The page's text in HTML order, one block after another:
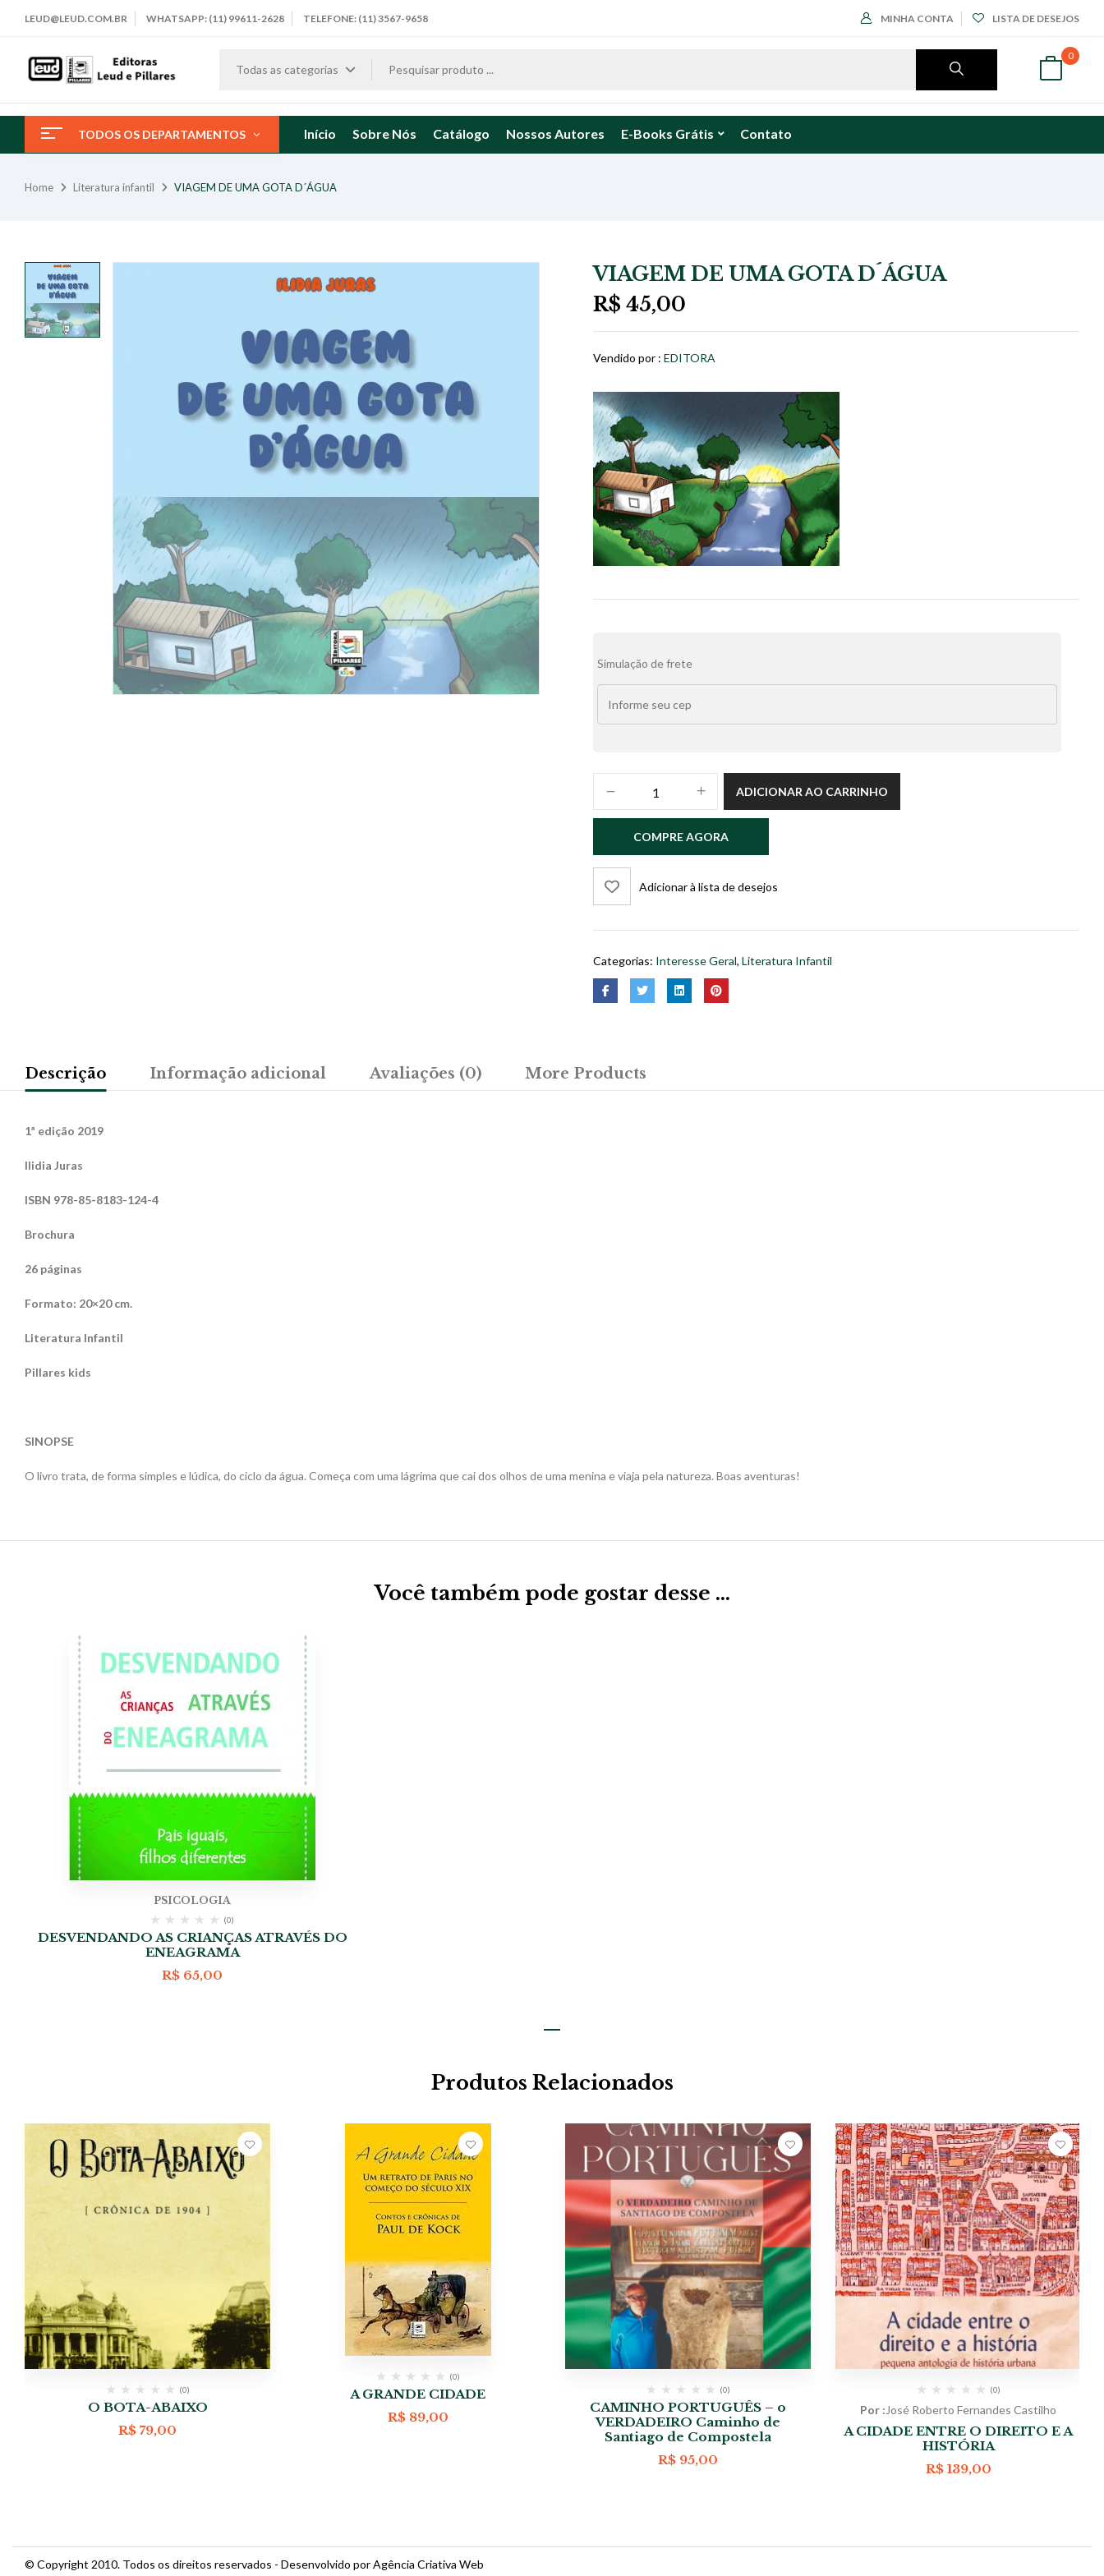
LEUD@LEUD.COM.BR WHATSAPP: (11) 99611-2628 TELEFONE: (11) 3567-9658 MINHA CONTA LISTA DE DESEJOS
Todas as categorias
0
TODOS OS DEPARTAMENTOS Início Sobre Nós Catálogo Nossos Autores E-Books Grátis Contato
Home Literatura infantil VIAGEM DE UMA GOTA D´ÁGUA
VIAGEM DE UMA GOTA D´ÁGUA
R$ 45,00
Vendido por : EDITORA
Simulação de frete
UMA
D
´ÁGUA
quantidade
ADICIONAR AO CARRINHO
COMPRE AGORA
Adicionar à lista de desejos
Categorias: Interesse Geral, Literatura Infantil
Descrição Informação adicional Avaliações (0) More Products
1ª edição 2019
Ilidia Juras
ISBN 978-85-8183-124-4
Brochura
26 páginas
Formato: 20×20 cm.
Literatura Infantil
Pillares kids
SINOPSE
O livro trata, de forma simples e lúdica, do ciclo da água. Começa com uma lágrima que cai dos olhos de uma menina e viaja pela natureza. Boas aventuras!
Você também pode gostar desse …
PSICOLOGIA
(0)
DESVENDANDO AS CRIANÇAS ATRAVÉS DO
ENEAGRAMA
R$ 65,00
Produtos Relacionados
(0)
O BOTA-ABAIXO
R$ 79,00
(0)
A GRANDE CIDADE
R$89,00
(0)
CAMINHO PORTUGUÊS – o
VERDADEIRO Caminho de
Santiago de Compostela
R$ 95,00
(0)
Por : José Roberto Fernandes Castilho
A CIDADE ENTRE O DIREITO E A
HISTÓRIA
R$139,00
© Copyright 2010. Todos os direitos reservados - Desenvolvido por Agência Criativa Web